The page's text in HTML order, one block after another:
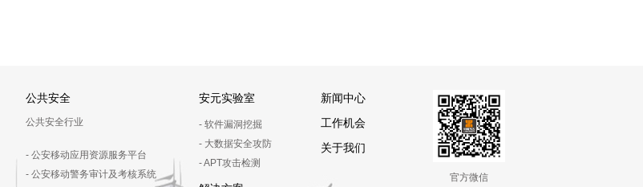
公共安全
公共安全行业
- 公安移动应用资源服务平台
- 公安移动警务审计及考核系统
安元实验室
- 软件漏洞挖掘
- 大数据安全攻防
- APT攻击检测
新闻中心
工作机会
关于我们
官方微信